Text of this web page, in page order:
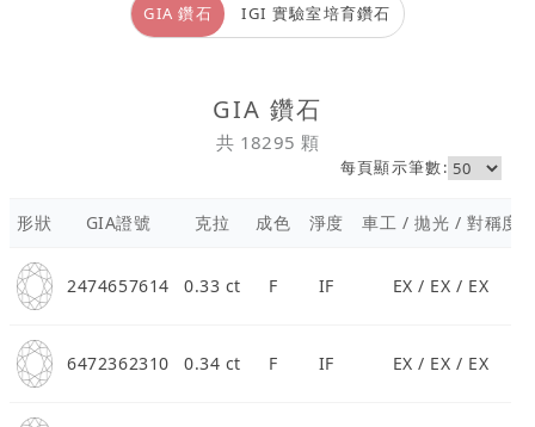
關於ALUXE
嚴選鑽石
最新消息
GIA 鑽石 IGI 實驗室培育鑽石
GIA 鑽石
共 18295 顆
每頁顯示筆數:
形狀 GIA證號 克拉 成色 淨度 車工 / 拋光 / 對稱度
2474657614 0.33 ct F IF EX / EX / EX
6472362310 0.34 ct F IF EX / EX / EX